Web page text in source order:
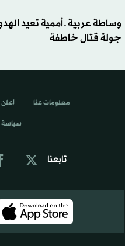
وساطة عربية ـ أممية تعيد
جولة قتال خاطفة
تابعنا
معلومات عنا